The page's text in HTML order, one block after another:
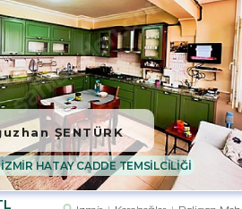
HATAY CADDE TEMSİLCİLİĞİ
ŞENTÜRK